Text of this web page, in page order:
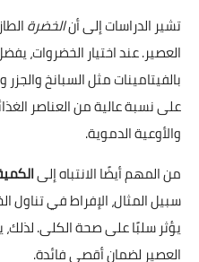
تشير الدراسات إلى أنالخضرة
العصير. عند اختيار الخضروات،
بالفيتامينات مثل السبانخ
على نسبة عالية من العناصر
والأوعية الدموية.
من المهم أيضًا الانتباه إلى
سبيل المثال، الإفراط في تناول
يؤثر سلبًا على صحة الكلى.
العصير لضمان أقصى فائدة.